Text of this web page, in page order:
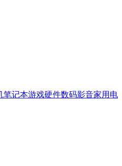
笔记本游戏硬件数码影音家用电